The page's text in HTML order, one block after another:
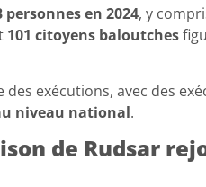
personnes en 2024, y
101 citoyens baloutches
exécutions, avec des
niveau national.
de Rudsar